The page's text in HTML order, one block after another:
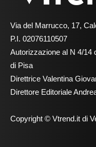
Via del Marrucco, 17,
P.I. 02076110507
Autorizzazione al N 4/14
di Pisa
Direttrice Valentina
Direttore Editoriale
Copyright © Vtrend.it di